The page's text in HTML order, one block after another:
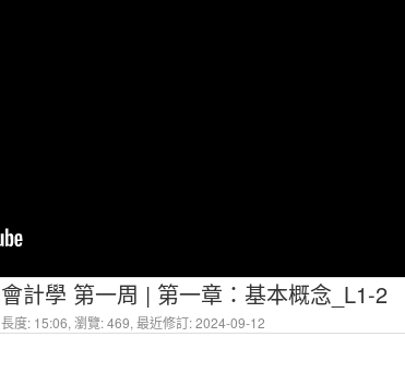
會計學 第一周 | 第一章：基本概念_L1-2
長度: 15:06, 瀏覽: 469, 最近修訂: 2024-09-12